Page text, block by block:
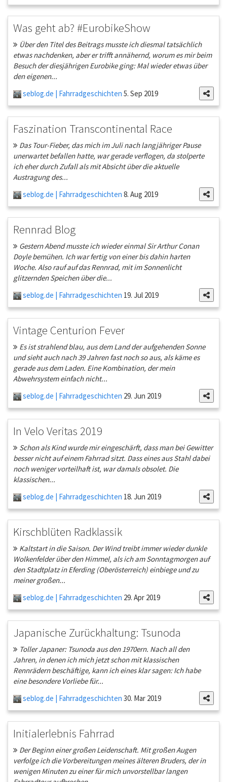
Was geht ab? #EurobikeShow
Über den Titel des Beitrags musste ich diesmal tatsächlich
etwas nachdenken, aber er trifft annähernd, worum es mir beim
Besuch der diesjährigen Eurobike ging: Mal wieder etwas über
den eigenen...
seblog.de | Fahrradgeschichten 5. Sep 2019
Faszination Transcontinental Race
Das Tour-Fieber, das mich im Juli nach langjähriger Pause
unerwartet befallen hatte, war gerade verflogen, da stolperte
ich eher durch Zufall als mit Absicht über die aktuelle
Austragung des...
seblog.de | Fahrradgeschichten 8. Aug 2019
Rennrad Blog
Gestern Abend musste ich wieder einmal Sir Arthur Conan
Doyle bemühen. Ich war fertig von einer bis dahin harten
Woche. Also rauf auf das Rennrad, mit im Sonnenlicht
glitzernden Speichen über die...
seblog.de | Fahrradgeschichten 19. Jul 2019
Vintage Centurion Fever
Es ist strahlend blau, aus dem Land der aufgehenden Sonne
und sieht auch nach 39 Jahren fast noch so aus, als käme es
gerade aus dem Laden. Eine Kombination, der mein
Abwehrsystem einfach nicht...
seblog.de | Fahrradgeschichten 29. Jun 2019
In Velo Veritas 2019
Schon als Kind wurde mir eingeschärft, dass man bei Gewitter
besser nicht auf einem Fahrrad sitzt. Dass eines aus Stahl dabei
noch weniger vorteilhaft ist, war damals obsolet. Die
klassischen...
seblog.de | Fahrradgeschichten 18. Jun 2019
Kirschblüten Radklassik
Kaltstart in die Saison. Der Wind treibt immer wieder dunkle
Wolkenfelder über den Himmel, als ich am Sonntagmorgen auf
den Stadtplatz in Eferding (Oberösterreich) einbiege und zu
meiner großen...
seblog.de | Fahrradgeschichten 29. Apr 2019
Japanische Zurückhaltung: Tsunoda
Toller Japaner: Tsunoda aus den 1970ern. Nach all den
Jahren, in denen ich mich jetzt schon mit klassischen
Rennrädern beschäftige, kann ich eines klar sagen: Ich habe
eine besondere Vorliebe für...
seblog.de | Fahrradgeschichten 30. Mar 2019
Initialerlebnis Fahrrad
Der Beginn einer großen Leidenschaft. Mit großen Augen
verfolge ich die Vorbereitungen meines älteren Bruders, der in
wenigen Minuten zu einer für mich unvorstellbar langen